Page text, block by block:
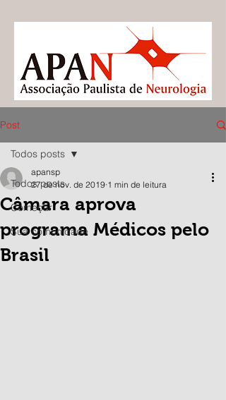
Post
Todos posts
Começar
Sua comunidade
Todos posts
Câmara aprova
programa Médicos pelo
Brasil
apansp
27 de nov. de 2019 1 min de leitura